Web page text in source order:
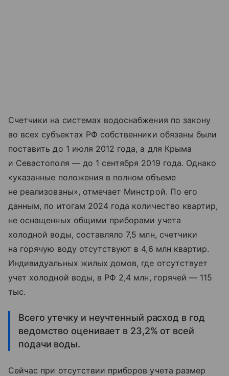
Счетчики на системах водоснабжения по закону
во всех субъектах РФ собственники обязаны были
поставить до 1 июля 2012 года, а для Крыма
и Севастополя — до 1 сентября 2019 года. Однако
«указанные положения в полном объеме
не реализованы», отмечает Минстрой. По его
данным, по итогам 2024 года количество квартир,
не оснащенных общими приборами учета
холодной воды, составляло 7,5 млн, счетчики
на горячую воду отсутствуют в 4,6 млн квартир.
Индивидуальных жилых домов, где отсутствует
учет холодной воды, в РФ 2,4 млн, горячей — 115
тыс.
Всего утечку и неучтенный расход в год
ведомство оценивает в 23,2% от всей
подачи воды.
Сейчас при отсутствии приборов учета размер